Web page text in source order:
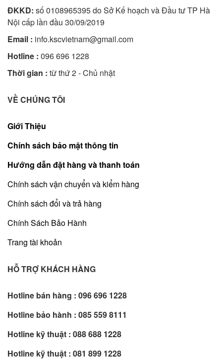
ĐKKD: số 0108965395 do Sở Kế hoạch và Đầu tư TP Hà
Nội cấp lần đầu 30/09/2019
Email : info.kscvietnam@gmail.com
Hotline : 096 696 1228
Thời gian : từ thứ 2 - Chủ nhật
VỀ CHÚNG TÔI
Giới Thiệu
Chính sách bảo mật thông tin
Hướng dẫn đặt hàng và thanh toán
Chính sách vận chuyển và kiểm hàng
Chính sách đổi và trả hàng
Chính Sách Bảo Hành
Trang tài khoản
HỖ TRỢ KHÁCH HÀNG
Hotline bán hàng : 096 696 1228
Hotline bảo hành : 085 559 8111
Hotline kỹ thuật : 088 688 1228
Hotline kỹ thuật : 081 899 1228